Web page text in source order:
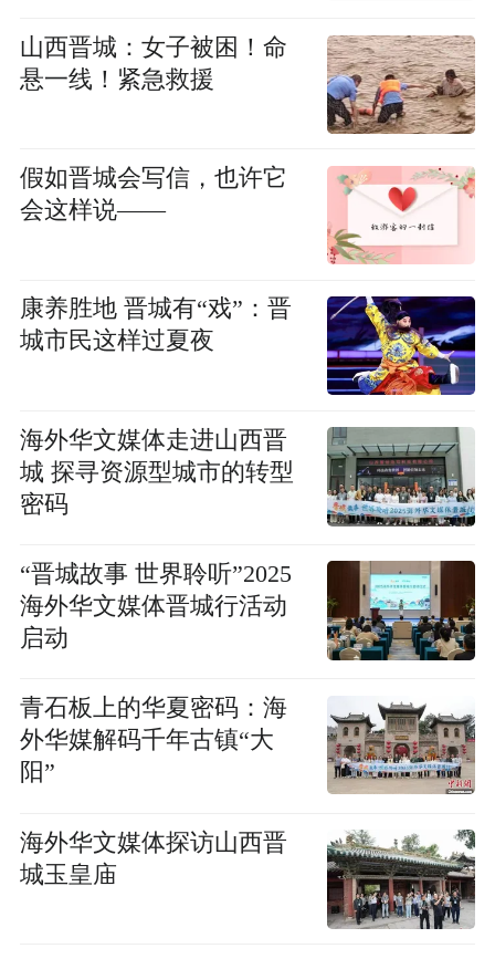
山西晋城：女子被困！命
悬一线！紧急救援
假如晋城会写信，也许它
会这样说——
康养胜地 晋城有“戏”：晋
城市民这样过夏夜
海外华文媒体走进山西晋
城 探寻资源型城市的转型
密码
“晋城故事 世界聆听”2025
海外华文媒体晋城行活动
启动
青石板上的华夏密码：海
外华媒解码千年古镇“大
阳”
海外华文媒体探访山西晋
城玉皇庙